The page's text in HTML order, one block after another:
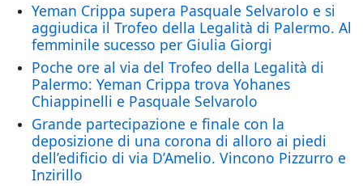
Yeman Crippa supera Pasquale Selvarolo e si
aggiudica il Trofeo della Legalità di Palermo. Al
femminile sucesso per Giulia Giorgi
Poche ore al via del Trofeo della Legalità di
Palermo: Yeman Crippa trova Yohanes
Chiappinelli e Pasquale Selvarolo
Grande partecipazione e finale con la
deposizione di una corona di alloro ai piedi
dell’edificio di via D’Amelio. Vincono Pizzurro e
Inzirillo